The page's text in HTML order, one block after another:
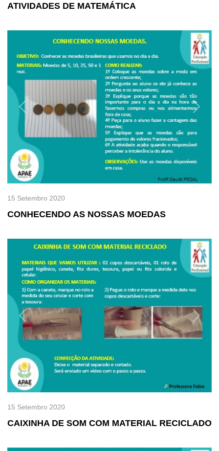
ATIVIDADES DE MATEMÁTICA
Previous Next
CONHECENDO AS NOSSAS MOEDAS
15 Setembro 2020
Previous Next
CAIXINHA DE SOM COM MATERIAL RECICLADO
15 Setembro 2020